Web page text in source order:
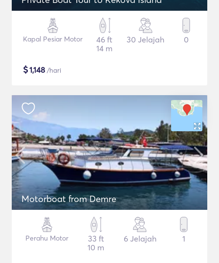
Kapal Pesiar Motor
46 ft
14 m
30 Jelajah 0
$1,148 /hari
Motorboat from Demre
Perahu Motor
33 ft
10 m
6 Jelajah 1